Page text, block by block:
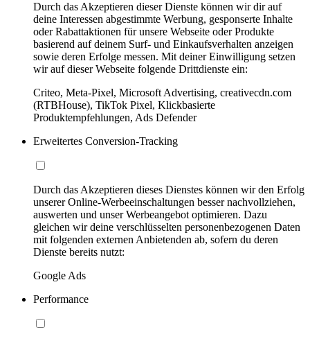
Durch das Akzeptieren dieser Dienste können wir dir auf
deine Interessen abgestimmte Werbung, gesponserte Inhalte
oder Rabattaktionen für unsere Webseite oder Produkte
basierend auf deinem Surf- und Einkaufsverhalten anzeigen
sowie deren Erfolge messen. Mit deiner Einwilligung setzen
wir auf dieser Webseite folgende Drittdienste ein:
Criteo, Meta-Pixel, Microsoft Advertising, creativecdn.com
(RTBHouse), TikTok Pixel, Klickbasierte
Produktempfehlungen, Ads Defender
Erweitertes Conversion-Tracking
Durch das Akzeptieren dieses Dienstes können wir den Erfolg
unserer Online-Werbeeinschaltungen besser nachvollziehen,
auswerten und unser Werbeangebot optimieren. Dazu
gleichen wir deine verschlüsselten personenbezogenen Daten
mit folgenden externen Anbietenden ab, sofern du deren
Dienste bereits nutzt:
Google Ads
Performance